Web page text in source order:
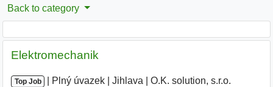
Back to category
Elektromechanik
Top Job Plný úvazek Jihlava O.K. solution, s.r.o.